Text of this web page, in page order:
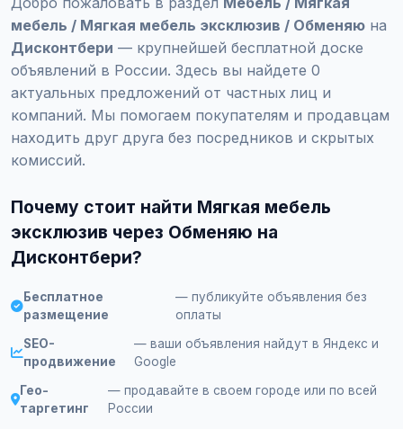
мебель / Мягкая мебель эксклюзив / Обменяю на
Дисконтбери — крупнейшей бесплатной доске
объявлений в России. Здесь вы найдете 0
актуальных предложений от частных лиц и
компаний. Мы помогаем покупателям и продавцам
находить друг друга без посредников и скрытых
комиссий.
Почему стоит найти Мягкая мебель
эксклюзив через Обменяю на
Дисконтбери?
Бесплатное
размещение
— публикуйте объявления без
оплаты
SEO-
продвижение
— ваши объявления найдут в Яндекс и
Google
Гео-
таргетинг
— продавайте в своем городе или по всей
России